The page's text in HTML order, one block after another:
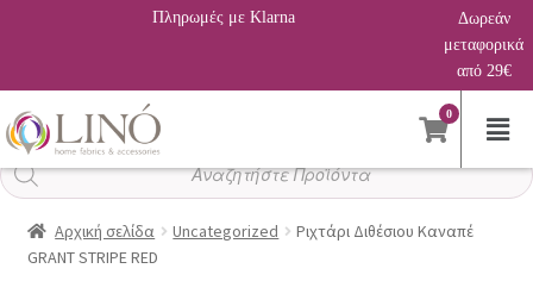
Πληρωμές με Klarna
Δωρεάν
μεταφορικά
από 29€
0
Αναζήτηση
προϊόντων
Αρχική σελίδα Uncategorized
Ριχτάρι Διθέσιου Καναπέ
GRANT STRIPE RED